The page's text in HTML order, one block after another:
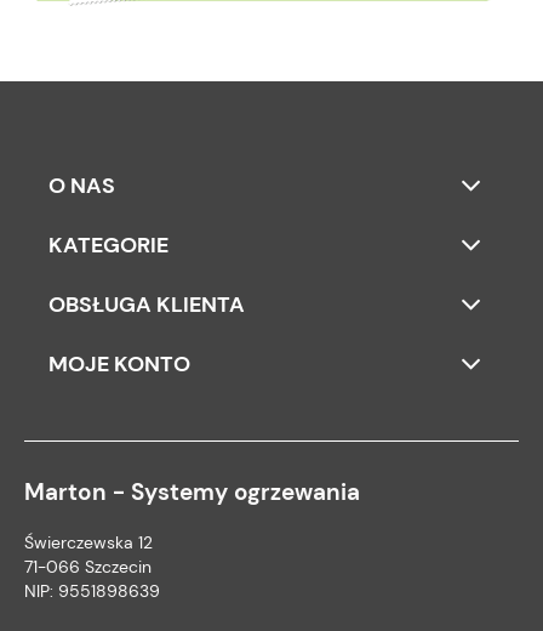
O NAS
KATEGORIE
OBSŁUGA KLIENTA
MOJE KONTO
Marton - Systemy ogrzewania
Świerczewska 12
71-066 Szczecin
NIP: 9551898639